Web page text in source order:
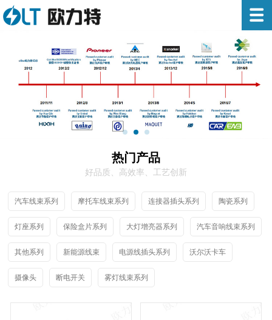
热门产品
好品质、高效率、工艺创新
汽车线束系列 摩托车线束系列 连接器插头系列 陶瓷系列
灯座系列 保险盒片系列 大灯增亮器系列 汽车音响线束系列
其他系列 新能源线束 电源线插头系列 沃尔沃卡车
摄像头 断电开关 雾灯线束系列